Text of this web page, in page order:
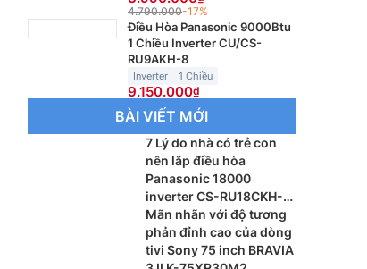
4.790.000-17%
Điều Hòa Panasonic 9000Btu
1 Chiều Inverter CU/CS-
RU9AKH-8
Inverter 1 Chiều
9.150.000
BÀI VIẾT MỚI
7 Lý do nhà có trẻ con
nên lắp điều hòa
Panasonic 18000
inverter CS-RU18CKH-
8BD
Mãn nhãn với độ tương
phản đỉnh cao của dòng
tivi Sony 75 inch BRAVIA